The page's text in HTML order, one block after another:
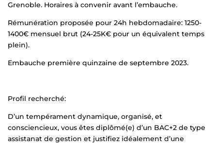
Grenoble. Horaires à convenir avant l’embauche.
Rémunération proposée pour 24h hebdomadaire: 1250-
1400€ mensuel brut (24-25K€ pour un équivalent temps
plein).
Embauche première quinzaine de septembre 2023.
Profil recherché:
D’un tempérament dynamique, organisé, et
consciencieux, vous êtes diplômé(e) d’un BAC+2 de type
assistanat de gestion et justifiez idéalement d’une